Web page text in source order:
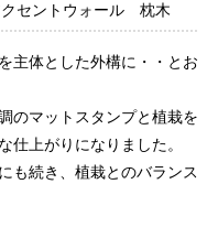
セントウォール 枕木
主体とした外構に・・とお
のマットスタンプと植栽を
仕上がりになりました。
も続き、植栽とのバランス